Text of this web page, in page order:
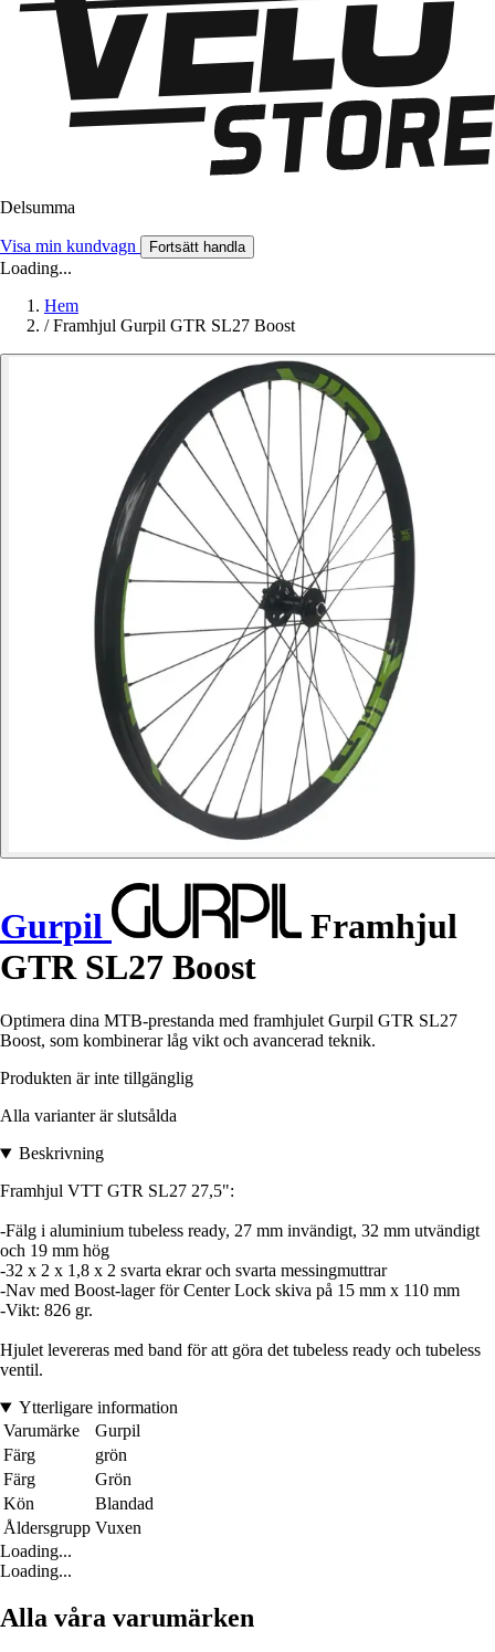
Delsumma
Visa min kundvagn Fortsätt handla
Loading...
Hem
/ Framhjul Gurpil GTR SL27 Boost
Gurpil
Framhjul
GTR SL27 Boost
Optimera dina MTB-prestanda med framhjulet Gurpil GTR SL27
Boost, som kombinerar låg vikt och avancerad teknik.
Produkten är inte tillgänglig
Alla varianter är slutsålda
Beskrivning
Framhjul VTT GTR SL27 27,5":
-Fälg i aluminium tubeless ready, 27 mm invändigt, 32 mm utvändigt
och 19 mm hög
-32 x 2 x 1,8 x 2 svarta ekrar och svarta messingmuttrar
-Nav med Boost-lager för Center Lock skiva på 15 mm x 110 mm
-Vikt: 826 gr.
Hjulet levereras med band för att göra det tubeless ready och tubeless
ventil.
Ytterligare information
Varumärke
Gurpil
Färg
grön
Färg
Grön
Kön
Blandad
Åldersgrupp Vuxen
Loading...
Loading...
Alla våra varumärken